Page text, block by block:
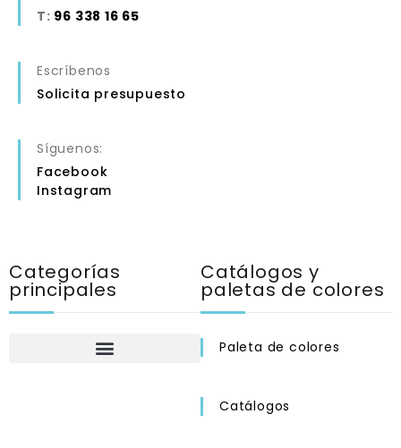
T: 96 338 16 65
Escríbenos
Solicita presupuesto
Síguenos:
Facebook
Instagram
Catálogos y
paletas de colores
Paleta de colores
Catálogos
Categorías
principales